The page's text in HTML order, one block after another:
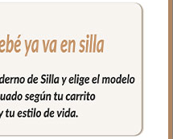
asa largo.